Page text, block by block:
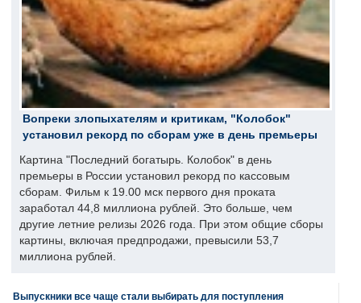
Вопреки злопыхателям и критикам, "Колобок"
установил рекорд по сборам уже в день премьеры
Картина "Последний богатырь. Колобок" в день
премьеры в России установил рекорд по кассовым
сборам. Фильм к 19.00 мск первого дня проката
заработал 44,8 миллиона рублей. Это больше, чем
другие летние релизы 2026 года. При этом общие сборы
картины, включая предпродажи, превысили 53,7
миллиона рублей.
Выпускники все чаще стали выбирать для поступления